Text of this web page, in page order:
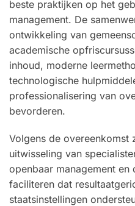
beste praktijken op het
management. De
ontwikkeling van
academische
inhoud, moderne
technologische
professionalisering van
bevorderen.
Volgens de overeenkomst
uitwisseling van
openbaar management en
faciliteren dat
staatsinstellingen